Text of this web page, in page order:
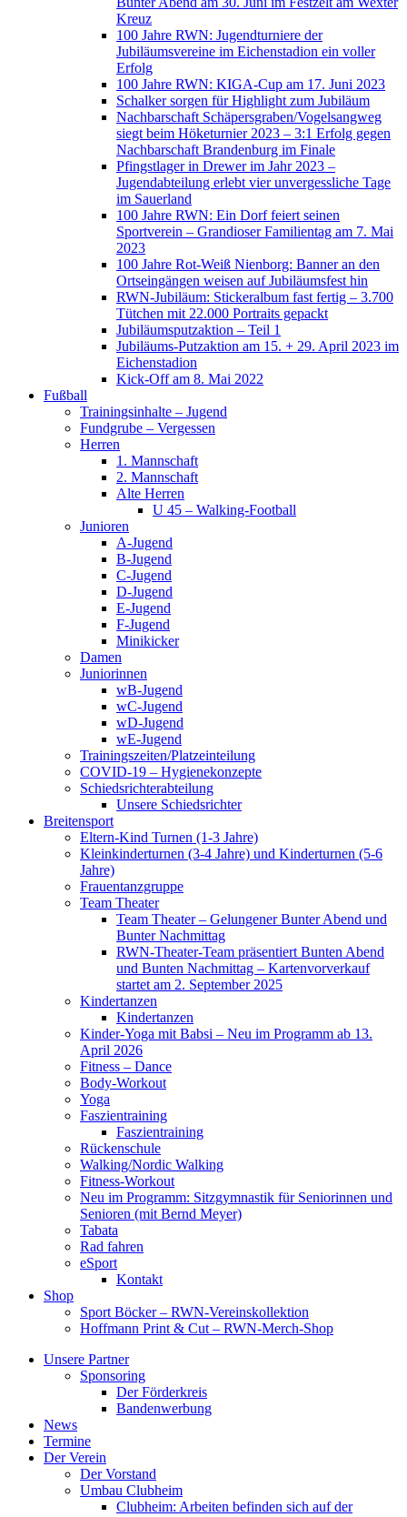
Kreuz
100 Jahre RWN: Jugendturniere der
Jubiläumsvereine im Eichenstadion ein voller
Erfolg
100 Jahre RWN: KIGA-Cup am 17. Juni 2023
Schalker sorgen für Highlight zum Jubiläum
Nachbarschaft Schäpersgraben/Vogelsangweg
siegt beim Höketurnier 2023 – 3:1 Erfolg gegen
Nachbarschaft Brandenburg im Finale
Pfingstlager in Drewer im Jahr 2023 –
Jugendabteilung erlebt vier unvergessliche Tage
im Sauerland
100 Jahre RWN: Ein Dorf feiert seinen
Sportverein – Grandioser Familientag am 7. Mai
2023
100 Jahre Rot-Weiß Nienborg: Banner an den
Ortseingängen weisen auf Jubiläumsfest hin
RWN-Jubiläum: Stickeralbum fast fertig – 3.700
Tütchen mit 22.000 Portraits gepackt
Jubiläumsputzaktion – Teil 1
Jubiläums-Putzaktion am 15. + 29. April 2023 im
Eichenstadion
Kick-Off am 8. Mai 2022
Fußball
Trainingsinhalte – Jugend
Fundgrube – Vergessen
Herren
1. Mannschaft
2. Mannschaft
Alte Herren
U 45 – Walking-Football
Junioren
A-Jugend
B-Jugend
C-Jugend
D-Jugend
E-Jugend
F-Jugend
Minikicker
Damen
Juniorinnen
wB-Jugend
wC-Jugend
wD-Jugend
wE-Jugend
Trainingszeiten/Platzeinteilung
COVID-19 – Hygienekonzepte
Schiedsrichterabteilung
Unsere Schiedsrichter
Breitensport
Eltern-Kind Turnen (1-3 Jahre)
Kleinkinderturnen (3-4 Jahre) und Kinderturnen (5-6
Jahre)
Frauentanzgruppe
Team Theater
Team Theater – Gelungener Bunter Abend und
Bunter Nachmittag
RWN-Theater-Team präsentiert Bunten Abend
und Bunten Nachmittag – Kartenvorverkauf
startet am 2. September 2025
Kindertanzen
Kindertanzen
Kinder-Yoga mit Babsi – Neu im Programm ab 13.
April 2026
Fitness – Dance
Body-Workout
Yoga
Faszientraining
Faszientraining
Rückenschule
Walking/Nordic Walking
Fitness-Workout
Neu im Programm: Sitzgymnastik für Seniorinnen und
Senioren (mit Bernd Meyer)
Tabata
Rad fahren
eSport
Kontakt
Shop
Sport Böcker – RWN-Vereinskollektion
Hoffmann Print & Cut – RWN-Merch-Shop
Unsere Partner
Sponsoring
Der Förderkreis
Bandenwerbung
News
Termine
Der Verein
Der Vorstand
Umbau Clubheim
Clubheim: Arbeiten befinden sich auf der